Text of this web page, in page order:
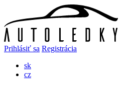
Prihlásiť sa Registrácia
sk
cz